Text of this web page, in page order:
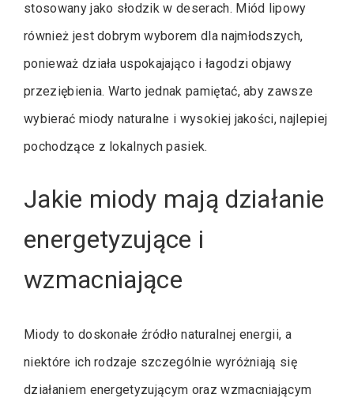
stosowany jako słodzik w deserach. Miód lipowy
również jest dobrym wyborem dla najmłodszych,
ponieważ działa uspokajająco i łagodzi objawy
przeziębienia. Warto jednak pamiętać, aby zawsze
wybierać miody naturalne i wysokiej jakości, najlepiej
pochodzące z lokalnych pasiek.
Jakie miody mają działanie
energetyzujące i
wzmacniające
Miody to doskonałe źródło naturalnej energii, a
niektóre ich rodzaje szczególnie wyróżniają się
działaniem energetyzującym oraz wzmacniającym